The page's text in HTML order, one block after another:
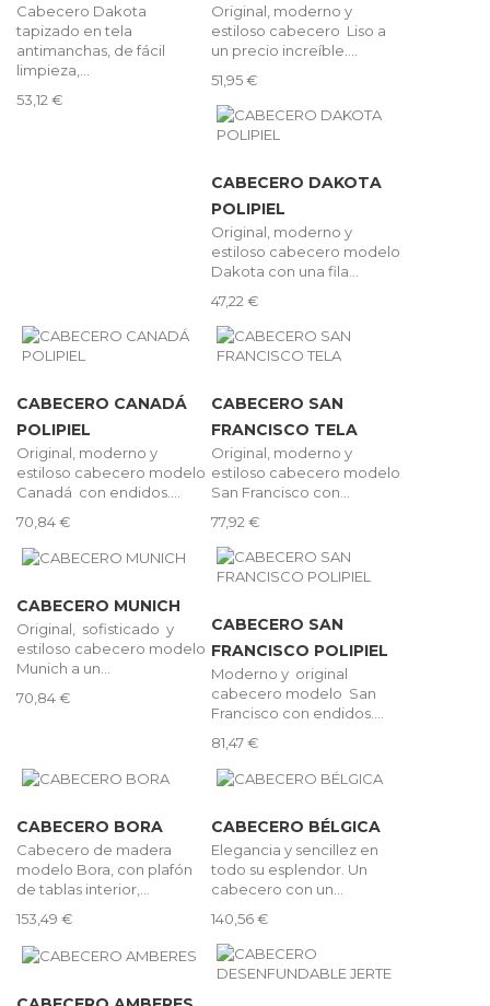
Cabecero Dakota
tapizado en tela
antimanchas, de fácil
limpieza,...
53,12 €
Original, moderno y
estiloso cabecero Liso a
un precio increíble....
51,95 €
CABECERO DAKOTA
POLIPIEL
Original, moderno y
estiloso cabecero modelo
Dakota con una fila...
47,22 €
CABECERO CANADÁ
POLIPIEL
Original, moderno y
estiloso cabecero modelo
Canadá con endidos....
70,84 €
CABECERO SAN
FRANCISCO TELA
Original, moderno y
estiloso cabecero modelo
San Francisco con...
77,92 €
CABECERO MUNICH
Original, sofisticado y
estiloso cabecero modelo
Munich a un...
70,84 €
CABECERO SAN
FRANCISCO POLIPIEL
Moderno y original
cabecero modelo San
Francisco con endidos....
81,47 €
CABECERO BORA
Cabecero de madera
modelo Bora, con plafón
de tablas interior,...
153,49 €
CABECERO BÉLGICA
Elegancia y sencillez en
todo su esplendor. Un
cabecero con un...
140,56 €